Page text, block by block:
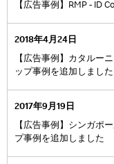
【広告事例】RMP - ID
2018年4月24日
【広告事例】カタルー
ップ事例を追加しました
2017年9月19日
【広告事例】シンガポ
プ事例を追加しました